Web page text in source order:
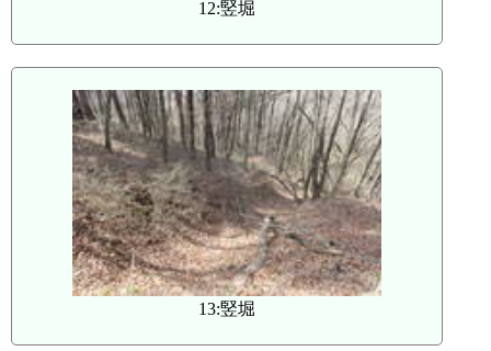
12:竪堀
13:竪堀